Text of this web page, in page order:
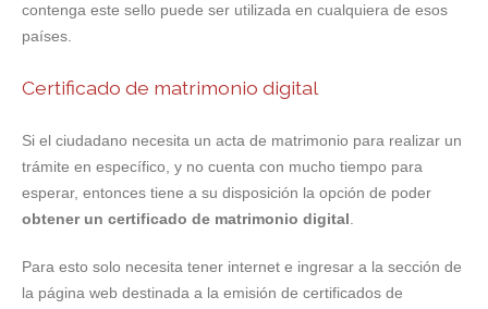
contenga este sello puede ser utilizada en cualquiera de esos
países.
Certificado de matrimonio digital
Si el ciudadano necesita un acta de matrimonio para realizar un
trámite en específico, y no cuenta con mucho tiempo para
esperar, entonces tiene a su disposición la opción de poder
obtener un certificado de matrimonio digital
Para esto solo necesita tener internet e ingresar a la sección de
la página web destinada a la emisión de certificados de